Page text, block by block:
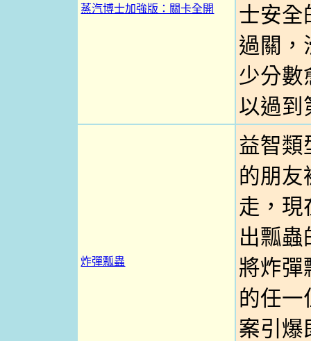
蒸汽博士加強版：關卡全開
士安全
過關，
少分數
以過到
炸彈瓢蟲
益智類
的朋友
走，現
出瓢蟲
將炸彈
的任一
案引爆